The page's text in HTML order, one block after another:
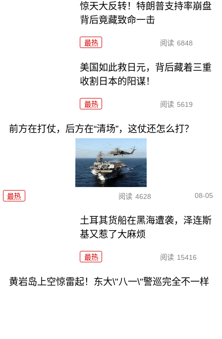
惊天大反转！特朗普支持率崩盘
背后竟藏致命一击
最热 阅读 6848
美国如此救日元，背后藏着三重
收割日本的阳谋！
最热 阅读 5619
前方在打仗，后方在“清场”，这仗还怎么打？
最热 阅读 4628 08-05
土耳其货船在黑海遭袭，泽连斯
基又惹了大麻烦
最热 阅读 15416
黄岩岛上空惊雷起！东大\"八一\"警巡完全不一样